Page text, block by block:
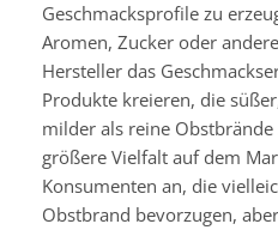
Geschmacksprofile zu
Aromen, Zucker oder
Hersteller das
Produkte kreieren, die
milder als reine
größere Vielfalt auf dem
Konsumenten an, die
Obstbrand bevorzugen,